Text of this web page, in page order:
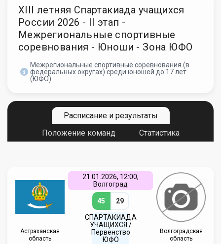
XIII летняя Спартакиада учащихся
России 2026 - II этап -
Межрегиональные спортивные
соревнования - Юноши - Зона ЮФО
Межрегиональные спортивные соревнования (в
федеральных округах) среди юношей до 17 лет
(ЮФО)
Расписание и результаты
Положение команд
Статистика
Астраханская
область
21.01.2026, 12:00,
Волгоград
45 29
СПАРТАКИАДА
УЧАЩИХСЯ /
Первенство
ЮФО
Волгоградская
область